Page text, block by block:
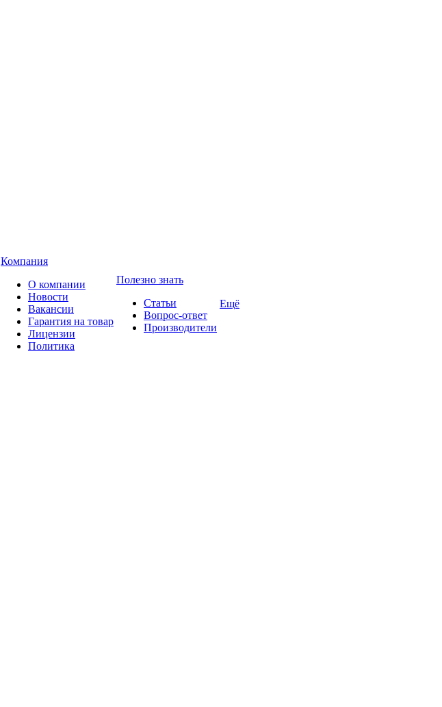
Компания
О компании
Новости
Вакансии
Гарантия на товар
Лицензии
Политика
Полезно знать
Статьи
Вопрос-ответ
Производители
Ещё